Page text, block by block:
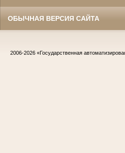
ОБЫЧНАЯ ВЕРСИЯ САЙТА
2006-2026 «Государственная